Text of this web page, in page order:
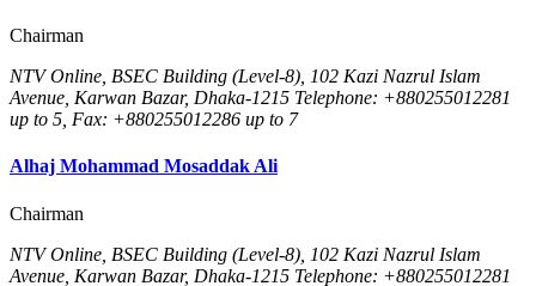
Chairman
NTV Online, BSEC Building (Level-8), 102 Kazi Nazrul Islam
Avenue, Karwan Bazar, Dhaka-1215 Telephone: +880255012281
up to 5, Fax: +880255012286 up to 7
Alhaj Mohammad Mosaddak Ali
Chairman
NTV Online, BSEC Building (Level-8), 102 Kazi Nazrul Islam
Avenue, Karwan Bazar, Dhaka-1215 Telephone: +880255012281